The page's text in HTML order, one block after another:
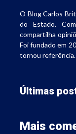
O Blog Carlos
do Estado.
compartilha
Foi fundado em
tornou
Últimas
Mais